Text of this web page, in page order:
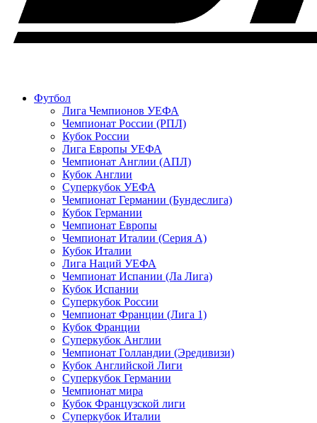
Футбол
Лига Чемпионов УЕФА
Чемпионат России (РПЛ)
Кубок России
Лига Европы УЕФА
Чемпионат Англии (АПЛ)
Кубок Англии
Суперкубок УЕФА
Чемпионат Германии (Бундеслига)
Кубок Германии
Чемпионат Европы
Чемпионат Италии (Серия А)
Кубок Италии
Лига Наций УЕФА
Чемпионат Испании (Ла Лига)
Кубок Испании
Суперкубок России
Чемпионат Франции (Лига 1)
Кубок Франции
Суперкубок Англии
Чемпионат Голландии (Эредивизи)
Кубок Английской Лиги
Суперкубок Германии
Чемпионат мира
Кубок Французской лиги
Суперкубок Италии